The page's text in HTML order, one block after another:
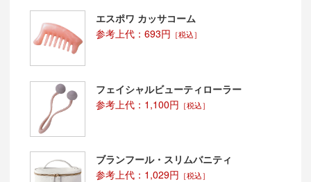
エスポワ カッサコーム
参考上代：693円 ［税込］
フェイシャルビューティローラー
参考上代：1,100円 ［税込］
ブランフール・スリムバニティ
参考上代：1,029円 ［税込］